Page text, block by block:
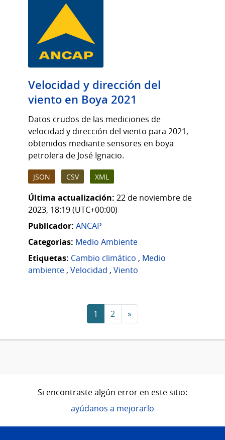
Velocidad y dirección del
viento en Boya 2021
Datos crudos de las mediciones de
velocidad y dirección del viento para 2021,
obtenidos mediante sensores en boya
petrolera de José Ignacio.
JSON CSV XML
Última actualización: 22 de noviembre de
2023, 18:19 (UTC+00:00)
Publicador: ANCAP
Categorias: Medio Ambiente
Etiquetas: Cambio climático , Medio
ambiente , Velocidad , Viento
1 2 »
Si encontraste algún error en este sitio:
ayúdanos a mejorarlo